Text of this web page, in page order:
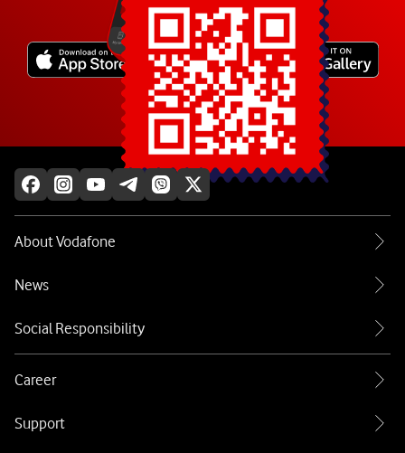
number anywhere.
Explore more
About Vodafone
News
Social Responsibility
Career
Support